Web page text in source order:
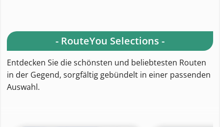
- RouteYou Selections -
Entdecken Sie die schönsten und beliebtesten Routen
in der Gegend, sorgfältig gebündelt in einer passenden
Auswahl.